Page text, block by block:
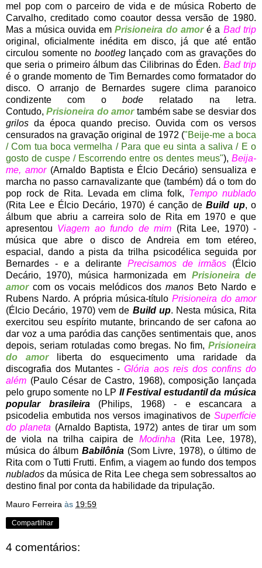
mel pop com o parceiro de vida e de música Roberto de
Carvalho, creditado como coautor dessa versão de 1980.
Mas a música ouvida emPrisioneira do amoré a Bad trip
original, oficialmente inédita em disco, já que até então
circulou somente no bootleglançado com as gravações do
que seria o primeiro álbum das Cilibrinas do Éden. Bad trip
é o grande momento de Tim Bernardes como formatador do
disco. O arranjo de Bernardes sugere clima paranoico
condizente com o bode relatado na letra.
Contudo,Prisioneira do amortambém sabe se desviar dos
grilos da época quando preciso. Ouvida com os versos
censurados na gravação original de 1972 ("Beije-me a boca
/ Com tua boca vermelha / Para que eu sinta a saliva / E o
gosto de cuspe / Escorrendo entre os dentes meus"), Beija-
me, amor(Arnaldo Baptista e Élcio Decário) sensualiza e
marcha no passo carnavalizante que (também) dá o tom do
pop rock de Rita. Levada em clima folk, Tempo nublado
(Rita Lee e Élcio Decário, 1970) é canção deBuild up, o
álbum que abriu a carreira solo de Rita em 1970 e que
apresentou Viagem ao fundo de mim (Rita Lee, 1970) -
música que abre o disco de Andreia em tom etéreo,
espacial, dando a pista da trilha psicodélica seguida por
Bernardes - e a delirante Precisamos de irmãos (Élcio
Decário, 1970), música harmonizada em Prisioneira de
amorcom os vocais melódicos dos manos Beto Nardo e
Rubens Nardo. A própria música-títuloPrisioneira do amor
(Élcio Decário, 1970) vem de Build up. Nesta música, Rita
exercitou seu espírito mutante, brincando de ser cafona ao
dar voz a uma paródia das canções sentimentais que, anos
depois, seriam rotuladas como bregas. No fim, Prisioneira
do amorliberta do esquecimento uma raridade da
discografia dos Mutantes -Glória aos reis dos confins do
além (Paulo César de Castro, 1968), composição lançada
pelo grupo somente no LP II Festival estudantil da música
popular brasileira(Philips, 1968) - e escancara a
psicodelia embutida nos versos imaginativos de Superfície
do planeta (Arnaldo Baptista, 1972) antes de tirar um som
de viola na trilha caipira de Modinha (Rita Lee, 1978),
música do álbum Babilônia (Som Livre, 1978), o último de
Rita com o Tutti Frutti. Enfim, a viagem ao fundo dos tempos
nublados da música de Rita Lee chega sem sobressaltos ao
destino final por conta da habilidade da tripulação.
Mauro Ferreira às 19:59
Compartilhar
4 comentários: